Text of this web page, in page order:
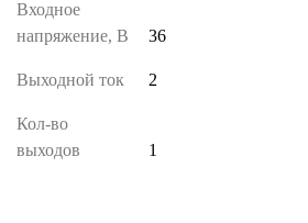
Входное
напряжение, В
36
Выходной ток 2
Кол-во
выходов
1